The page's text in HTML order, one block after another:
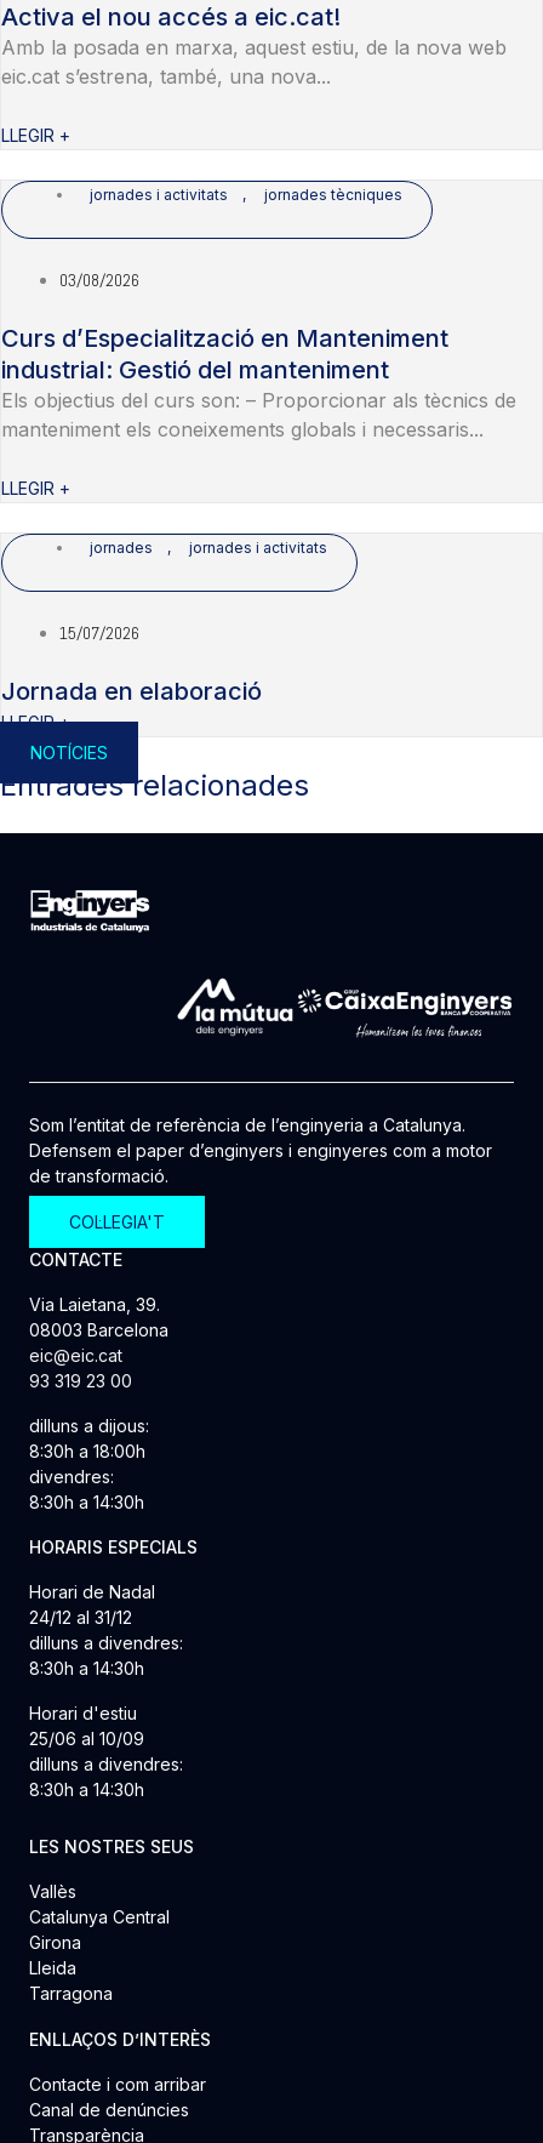
Activa el nou accés a eic.cat!
Amb la posada en marxa, aquest estiu, de la nova web
eic.cat s’estrena, també, una nova...
LLEGIR +
jornades i activitats , jornades tècniques
03/08/2026
Curs d’Especialització en Manteniment
industrial: Gestió del manteniment
Els objectius del curs son: – Proporcionar als tècnics de
manteniment els coneixements globals i necessaris...
LLEGIR +
jornades , jornades i activitats
15/07/2026
Jornada en elaboració
LLEGIR +
NOTÍCIES
Entrades relacionades
Som l’entitat de referència de l’enginyeria a Catalunya.
Defensem el paper d’enginyers i enginyeres com a motor
de transformació.
COL·LEGIA'T
CONTACTE
Via Laietana, 39.
08003 Barcelona
eic@eic.cat
93 319 23 00
dilluns a dijous:
8:30h a 18:00h
divendres:
8:30h a 14:30h
HORARIS ESPECIALS
Horari de Nadal
24/12 al 31/12
dilluns a divendres:
8:30h a 14:30h
Horari d'estiu
25/06 al 10/09
dilluns a divendres:
8:30h a 14:30h
LES NOSTRES SEUS
Vallès
Catalunya Central
Girona
Lleida
Tarragona
ENLLAÇOS D’INTERÈS
Contacte i com arribar
Canal de denúncies
Transparència